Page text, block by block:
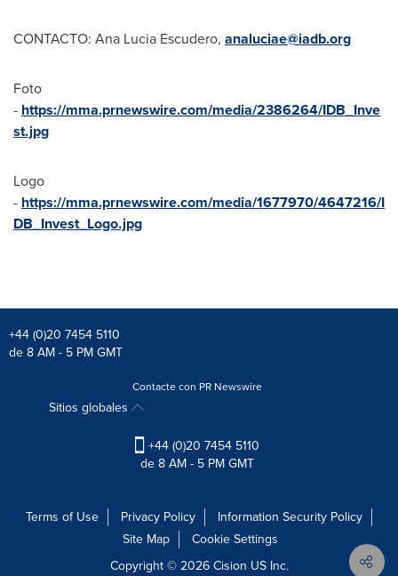
CONTACTO: Ana Lucia Escudero, analuciae@iadb.org
Foto
- https://mma.prnewswire.com/media/2386264/IDB_Inve
st.jpg
Logo
- https://mma.prnewswire.com/media/1677970/4647216/I
DB_Invest_Logo.jpg
+44 (0)20 7454 5110
de 8 AM - 5 PM GMT
Contacte con PR Newswire
Sitios globales
+44 (0)20 7454 5110
de 8 AM - 5 PM GMT
Terms of Use Privacy Policy
Information Security Policy
Site Map
Cookie Settings
Copyright © 2026Cision US Inc.